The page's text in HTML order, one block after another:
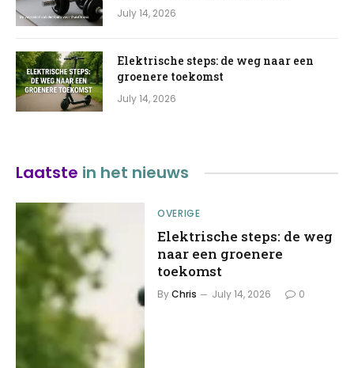
July 14, 2026
Elektrische steps: de weg naar een
groenere toekomst
July 14, 2026
Laatste in het nieuws
OVERIGE
Elektrische steps: de weg
naar een groenere
toekomst
ByChris July 14, 2026 0